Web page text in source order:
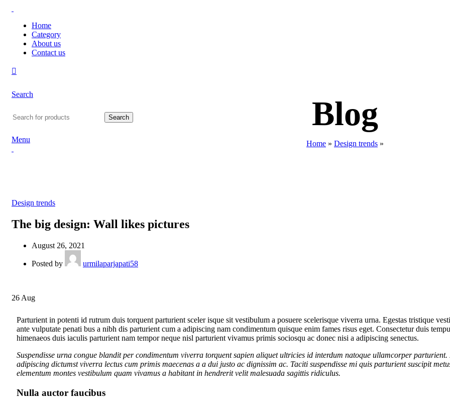
Home
Category
About us
Contact us
Search
Search
Menu
Blog
Home » Design trends »
Design trends
The big design: Wall likes pictures
August 26, 2021
Posted by urmilaparjapati58
26 Aug
Parturient in potenti id rutrum duis torquent parturient sceler isque sit vestibulum a posuere scelerisque viverra urna. Egestas tristique
ante vulputate penati bus a nibh dis parturient cum a adipiscing nam condimentum quisque enim fames risus eget. Consectetur duis
himenaeos duis iaculis parturient nam tempor neque nisl parturient vivamus primis sociosqu ac donec nisi a adipiscing senectus.
Suspendisse urna congue blandit per condimentum viverra torquent sapien aliquet ultricies id interdum natoque ullamcorper parturient.
adipiscing dictumst viverra lectus cum primis maecenas a a dui justo ac dignissim ac. Taciti suspendisse mi quis parturient suscipit
elementum montes vestibulum quam vivamus a habitant in hendrerit velit malesuada sagittis ridiculus.
Nulla auctor faucibus